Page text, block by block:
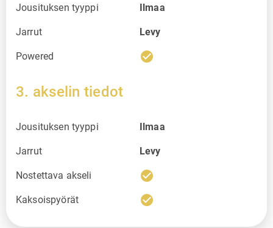
Jousituksen tyyppi Ilmaa
Jarrut Levy
Powered check_circle
3. akselin tiedot
Jousituksen tyyppi Ilmaa
Jarrut Levy
Nostettava akseli check_circle
Kaksoispyörät check_circle